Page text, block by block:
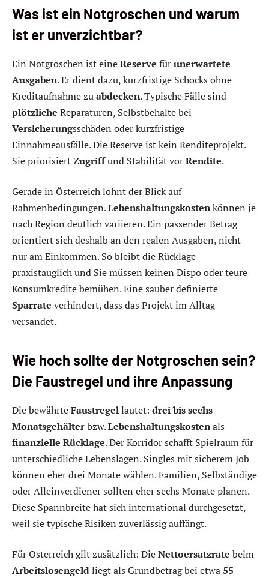
Was ist ein Notgroschen und warum
ist er unverzichtbar?
Ein Notgroschen ist eineReserve fürunerwartete
Ausgaben. Er dient dazu, kurzfristige Schocks ohne
Kreditaufnahme zuabdecken. Typische Fälle sind
plötzliche Reparaturen, Selbstbehalte bei
Versicherungsschäden oder kurzfristige
Einnahmeausfälle. Die Reserve ist kein Renditeprojekt.
Sie priorisiertZugriffund Stabilität vorRendite.
Gerade in Österreich lohnt der Blick auf
Rahmenbedingungen.Lebenshaltungskostenkönnen je
nach Region deutlich variieren. Ein passender Betrag
orientiert sich deshalb an den realen Ausgaben, nicht
nur am Einkommen. So bleibt die Rücklage
praxistauglich und Sie müssen keinen Dispo oder teure
Konsumkredite bemühen. Eine sauber definierte
Sparrate verhindert, dass das Projekt im Alltag
versandet.
Wie hoch sollte der Notgroschen sein?
Die Faustregel und ihre Anpassung
Die bewährteFaustregellautet: drei bis sechs
Monatsgehälterbzw.Lebenshaltungskostenals
finanzielle Rücklage. Der Korridor schafft Spielraum für
unterschiedliche Lebenslagen. Singles mit sicherem Job
können eher drei Monate wählen. Familien, Selbständige
oder Alleinverdiener sollten eher sechs Monate planen.
Diese Spannbreite hat sich international durchgesetzt,
weil sie typische Risiken zuverlässig auffängt.
Für Österreich gilt zusätzlich: DieNettoersatzrate beim
Arbeitslosengeldliegt als Grundbetrag bei etwa55